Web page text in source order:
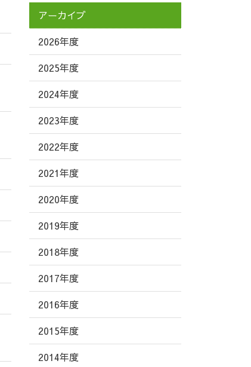
アーカイブ
2026年度
2025年度
2024年度
2023年度
2022年度
2021年度
2020年度
2019年度
2018年度
2017年度
2016年度
2015年度
2014年度